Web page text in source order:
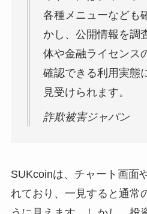
各種メニューなども
かし、公開情報を調
体や金融ライセンス
確認できる利用実態
見受けられます。
詐欺被害ジャパン
SUKcoinは、チャート画面
れており、一見すると通常